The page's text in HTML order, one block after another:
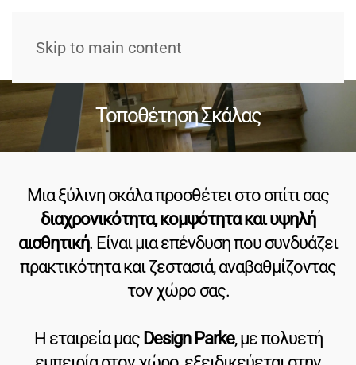
Skip to main content
Τοποθέτηση Σκάλας
Μια ξύλινη σκάλα προσθέτει στο σπίτι σας
διαχρονικότητα, κομψότητα και υψηλή
αισθητική. Είναι μια επένδυση που συνδυάζει
πρακτικότητα και ζεστασιά, αναβαθμίζοντας
τον χώρο σας.
Η εταιρεία μας Design Parke, με πολυετή